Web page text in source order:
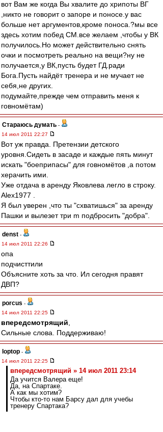
вот Вам же когда Вы хвалите до хрипоты ВГ
,никто не говорит о запоре и поносе.у вас
больше нет аргументов,кроме поноса.?мы все
здесь хотим побед СМ.все желаем ,чтобы у ВК
получилось.Но может действительно снять
очки и посмотреть реально на вещи?ну не
получается,у ВК,пусть будет ГД.ради
Бога.Пусть найдёт тренера и не мучает не
себя,не других.
подумайте,прежде чем отправить меня к
говномётам)
Стараюсь думать -
14 июл 2011 22:27
Вот уж правда. Претензии детского
уровня.Сидеть в засаде и каждые пять минут
искать "боеприпасы" для говномётов ,а потом
херачить ими.
Уже отдача в аренду Яковлева легло в строку.
Alex1977 .
Я был уверен ,что ты "схватишься" за аренду
Пашки и вылезет три m подбросить "добра".
denst -
14 июл 2011 22:26
опа
подчисттили
Объясните хоть за что. Ил сегодня правят
ДВП?
porcus -
14 июл 2011 22:25
впередсмотрящий
Сильные слова. Поддерживаю!
loptop -
14 июл 2011 22:25
впередсмотрящий » 14 июл 2011 23:14
Да учится Валера еще!
Да, на Спартаке.
А как мы хотим?
Чтобы кто-то нам Барсу дал для учебы
тренеру Спартака?